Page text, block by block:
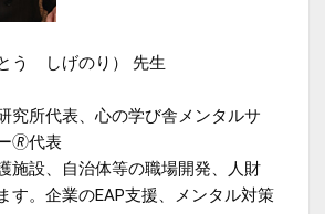
う しげのり） 先生
究所代表、心の学び舎メンタルサ
🄬代表
施設、自治体等の職場開発、人財
す。企業のEAP支援、メンタル対策